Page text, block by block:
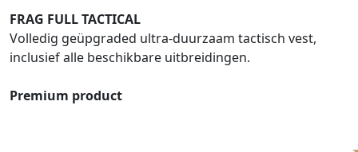
FRAG FULL TACTICAL
Volledig geüpgraded ultra-duurzaam tactisch vest,
inclusief alle beschikbare uitbreidingen.
Premium product